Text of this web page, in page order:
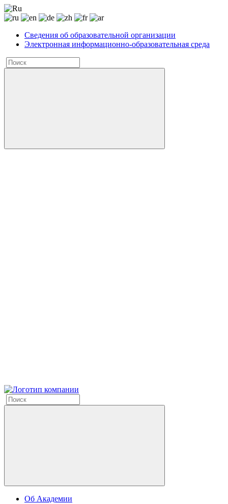
Сведения об образовательной организации
Электронная информационно-образовательная среда
Об Академии